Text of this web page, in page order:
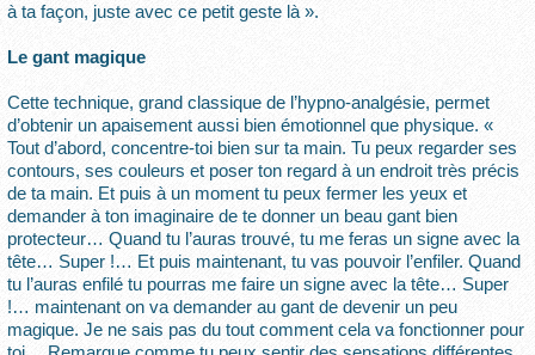
à ta façon, juste avec ce petit geste là ».
Le gant magique
Cette technique, grand classique de l’hypno-analgésie, permet
d’obtenir un apaisement aussi bien émotionnel que physique. «
Tout d’abord, concentre-toi bien sur ta main. Tu peux regarder ses
contours, ses couleurs et poser ton regard à un endroit très précis
de ta main. Et puis à un moment tu peux fermer les yeux et
demander à ton imaginaire de te donner un beau gant bien
protecteur… Quand tu l’auras trouvé, tu me feras un signe avec la
tête… Super !… Et puis maintenant, tu vas pouvoir l’enfiler. Quand
tu l’auras enfilé tu pourras me faire un signe avec la tête… Super
!… maintenant on va demander au gant de devenir un peu
magique. Je ne sais pas du tout comment cela va fonctionner pour